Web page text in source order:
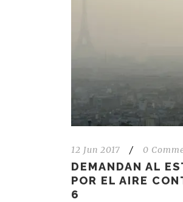
12 Jun 2017 / 0
DEMANDAN AL
POR EL AIRE
6